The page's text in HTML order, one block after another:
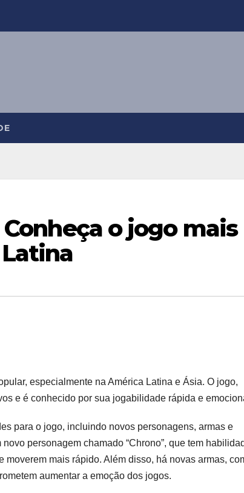
o jogo mais
especialmente na América Latina e Ásia. O jogo,
e é conhecido por sua jogabilidade rápida e
para o jogo, incluindo novos personagens, armas e
personagem chamado “Chrono”, que tem
mais rápido. Além disso, há novas armas,
aumentar a emoção dos jogos.